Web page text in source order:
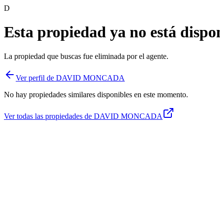
D
Esta propiedad ya no está
La propiedad que buscas fue eliminada por el agente.
Ver perfil de DAVID MONCADA
No hay propiedades similares disponibles en este momento.
Ver todas las propiedades de DAVID MONCADA